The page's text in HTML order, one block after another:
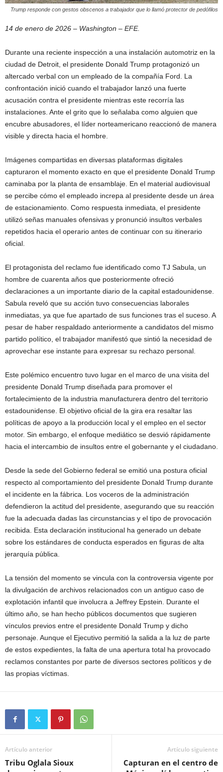
Trump responde con gestos obscenos a trabajador que lo llamó protector de pedófilos
14 de enero de 2026 – Washington – EFE.
Durante una reciente inspección a una instalación automotriz en la
ciudad de Detroit, el presidente Donald Trump protagonizó un
altercado verbal con un empleado de la compañía Ford. La
confrontación inició cuando el trabajador lanzó una fuerte
acusación contra el presidente mientras este recorría las
instalaciones. Ante el grito que lo señalaba como alguien que
encubre abusadores, el líder norteamericano reaccionó de manera
visible y directa hacia el hombre.
Imágenes compartidas en diversas plataformas digitales
capturaron el momento exacto en que el presidente Donald Trump
caminaba por la planta de ensamblaje. En el material audiovisual
se percibe cómo el empleado increpa al presidente desde un área
de estacionamiento. Como respuesta inmediata, el presidente
utilizó señas manuales ofensivas y pronunció insultos verbales
repetidos hacia el operario antes de continuar con su itinerario
oficial.
El protagonista del reclamo fue identificado como TJ Sabula, un
hombre de cuarenta años que posteriormente ofreció
declaraciones a un importante diario de la capital estadounidense.
Sabula reveló que su acción tuvo consecuencias laborales
inmediatas, ya que fue apartado de sus funciones tras el suceso. A
pesar de haber respaldado anteriormente a candidatos del mismo
partido político, el trabajador manifestó que sintió la necesidad de
aprovechar ese instante para expresar su rechazo personal.
Este polémico encuentro tuvo lugar en el marco de una visita del
presidente Donald Trump diseñada para promover el
fortalecimiento de la industria manufacturera dentro del territorio
estadounidense. El objetivo oficial de la gira era resaltar las
políticas de apoyo a la producción local y el empleo en el sector
motor. Sin embargo, el enfoque mediático se desvió rápidamente
hacia el intercambio de insultos entre el gobernante y el ciudadano.
Desde la sede del Gobierno federal se emitió una postura oficial
respecto al comportamiento del presidente Donald Trump durante
el incidente en la fábrica. Los voceros de la administración
defendieron la actitud del presidente, asegurando que su reacción
fue la adecuada dadas las circunstancias y el tipo de provocación
recibida. Esta declaración institucional ha generado un debate
sobre los estándares de conducta esperados en figuras de alta
jerarquía pública.
La tensión del momento se vincula con la controversia vigente por
la divulgación de archivos relacionados con un antiguo caso de
explotación infantil que involucra a Jeffrey Epstein. Durante el
último año, se han hecho públicos documentos que sugieren
vínculos previos entre el presidente Donald Trump y dicho
personaje. Aunque el Ejecutivo permitió la salida a la luz de parte
de estos expedientes, la falta de una apertura total ha provocado
reclamos constantes por parte de diversos sectores políticos y de
las propias víctimas.
Artículo anterior
Tribu Oglala Sioux
Artículo siguiente
Capturan en el centro de